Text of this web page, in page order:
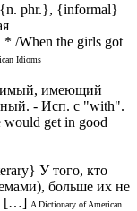
{n. phr.}, {informal}
* /When the girls got
Idioms
имеющий
- Исп. с "with".
would get in good
У того, кто
больше их не
[…] A Dictionary of American